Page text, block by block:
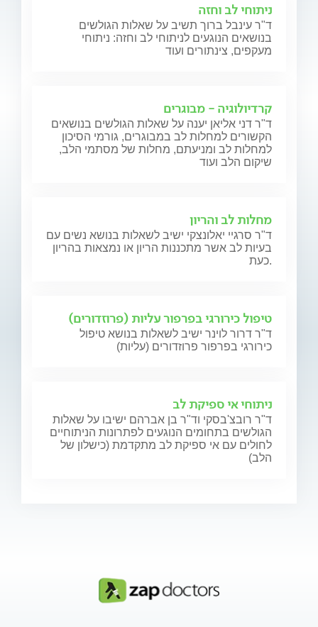
ניתוחי לב וחזה
ד"ר עינבל ברוך תשיב על שאלות הגולשים
בנושאים הנוגעים לניתוחי לב וחזה: ניתוחי
מעקפים, צינתורים ועוד
קרדיולוגיה - מבוגרים
ד"ר דני אליאן יענה על שאלות הגולשים בנושאים
הקשורים למחלות לב במבוגרים, גורמי הסיכון
למחלות לב ומניעתם, מחלות של מסתמי הלב,
שיקום הלב ועוד
מחלות לב והריון
ד"ר סרגיי יאלונצקי ישיב לשאלות בנושא נשים עם
בעיות לב אשר מתכננות הריון או נמצאות בהריון
כעת.
טיפול כירורגי בפרפור עליות (פרוזדורים)
ד"ר דרור לוינר ישיב לשאלות בנושא טיפול
כירורגי בפרפור פרוזדורים (עליות)
ניתוחי אי ספיקת לב
ד"ר רובצ'בסקי וד"ר בן אברהם ישיבו על שאלות
הגולשים בתחומים הנוגעים לפתרונות הניתוחיים
לחולים עם אי ספיקת לב מתקדמת (כישלון של
הלב)